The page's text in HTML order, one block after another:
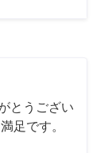
とうござい
足です。